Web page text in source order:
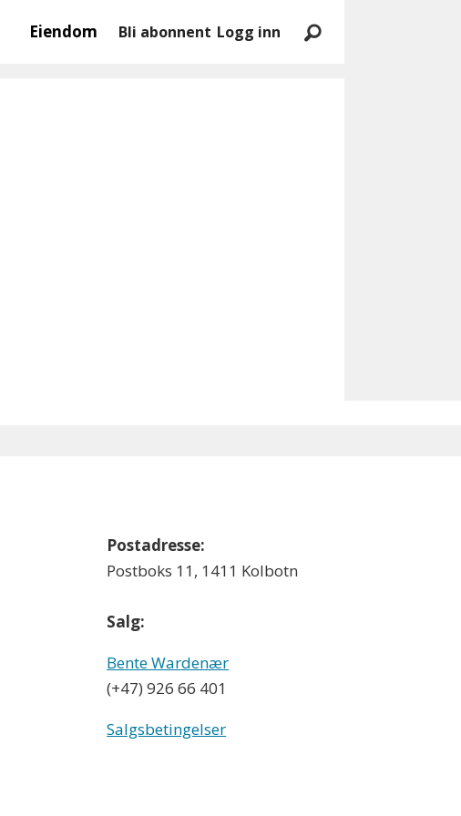
Eiendom Bli abonnent Logg inn
Postadresse:
Postboks 11, 1411 Kolbotn
Salg:
Bente Wardenær
(+47) 926 66 401
Salgsbetingelser